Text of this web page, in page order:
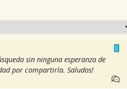
sin ninguna esperanza de
por compartirla. Saludos!